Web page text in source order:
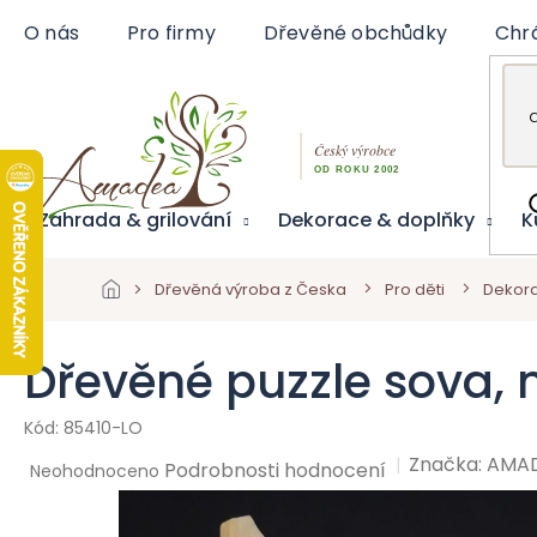
O nás Pro firmy Dřevěné obchůdky
Zahrada & grilování Dekorace & doplňky
Dřevěná výroba z Česka Pro děti
Dřevěné puzzle
85410-LO
Průměrné
hodnocení
Neohodnoceno Podrobnosti hodnocení Značka: